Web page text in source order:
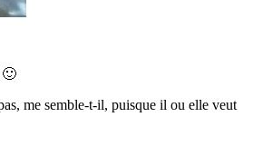
🙂
me semble-t-il, puisque il ou elle veut